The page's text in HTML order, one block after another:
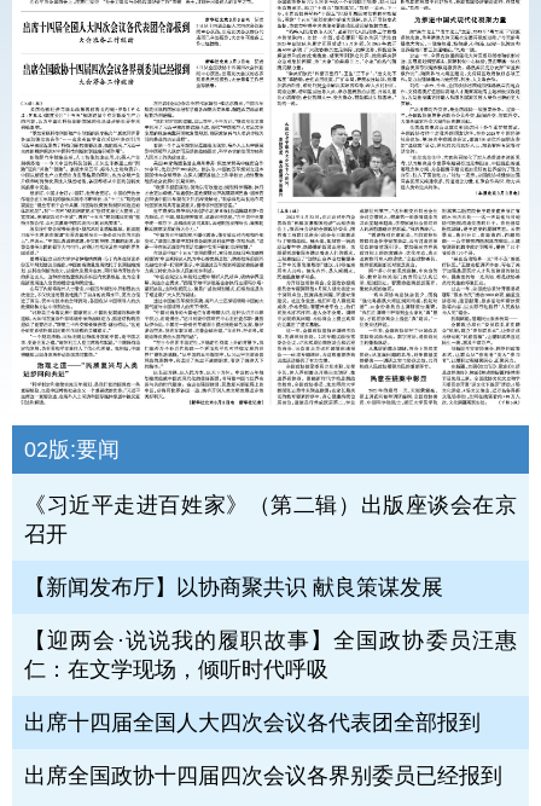
02版:要闻
《习近平走进百姓家》（第二辑）出版座谈会在京
召开
【新闻发布厅】以协商聚共识 献良策谋发展
【迎两会·说说我的履职故事】全国政协委员汪惠
仁：在文学现场，倾听时代呼吸
出席十四届全国人大四次会议各代表团全部报到
出席全国政协十四届四次会议各界别委员已经报到